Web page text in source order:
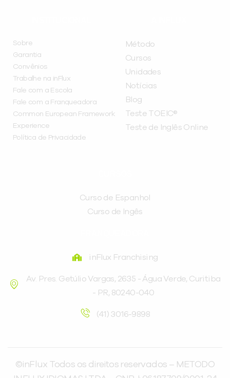
Sobre
Garantia
Convênios
Trabalhe na inFlux
Fale com a Escola
Fale com a Franqueadora
Common European Framework
Experience
Política de Privacidade
Método
Cursos
Unidades
Notícias
Blog
Teste TOEIC®
Teste de Inglês Online
Curso de Espanhol
Curso de Ingês
inFlux Franchising
Av. Pres. Getúlio Vargas, 2635 - Água Verde, Curitiba
- PR, 80240-040
(41) 3016-9898
©inFlux Todos os direitos reservados – METODO